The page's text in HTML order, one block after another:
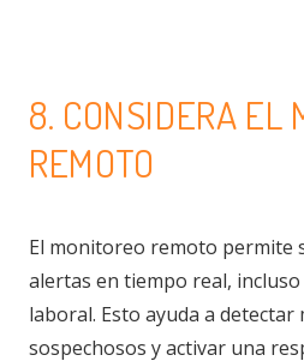
8. CONSIDERA EL
REMOTO
El monitoreo remoto permite
alertas en tiempo real,
laboral. Esto ayuda a detectar
sospechosos y activar una